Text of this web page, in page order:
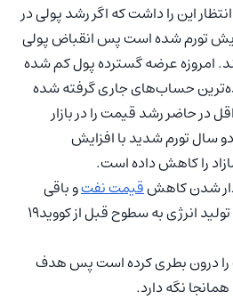
این را داشت که اگر رشد پولی در
تورم شده است پس انقباض پولی
امروزه عرضه گسترده پول کم شده
حساب‌های جاری گرفته شده
در حاضر رشد قیمت را در بازار
تورم شدید با افزایش
را کاهش داده است.
شدن کاهشقیمت نفتو باقی
، تولید انرژی به سطوح قبل از کووید19
را درون بطری کرده است پس هدف
نگه دارد.